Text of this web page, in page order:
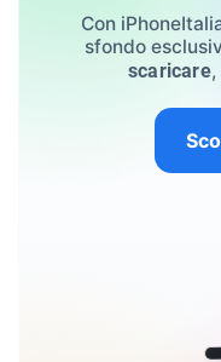
Con
sfondo
scaricare,